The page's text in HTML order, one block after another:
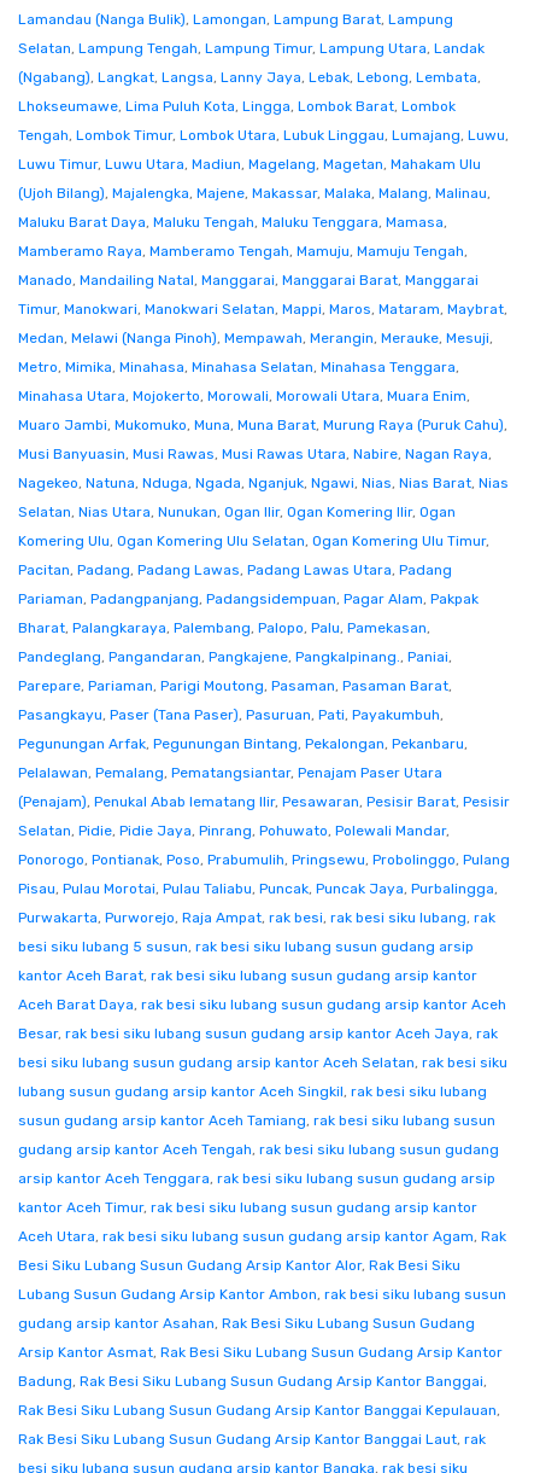
Lamandau (Nanga Bulik), Lamongan, Lampung Barat, Lampung
Selatan, Lampung Tengah, Lampung Timur, Lampung Utara, Landak
(Ngabang), Langkat, Langsa, Lanny Jaya, Lebak, Lebong, Lembata,
Lhokseumawe, Lima Puluh Kota, Lingga, Lombok Barat, Lombok
Tengah, Lombok Timur, Lombok Utara, Lubuk Linggau, Lumajang, Luwu,
Luwu Timur, Luwu Utara, Madiun, Magelang, Magetan, Mahakam Ulu
(Ujoh Bilang), Majalengka, Majene, Makassar, Malaka, Malang, Malinau,
Maluku Barat Daya, Maluku Tengah, Maluku Tenggara, Mamasa,
Mamberamo Raya, Mamberamo Tengah, Mamuju, Mamuju Tengah,
Manado, Mandailing Natal, Manggarai, Manggarai Barat, Manggarai
Timur, Manokwari, Manokwari Selatan, Mappi, Maros, Mataram, Maybrat,
Medan, Melawi (Nanga Pinoh), Mempawah, Merangin, Merauke, Mesuji,
Metro, Mimika, Minahasa, Minahasa Selatan, Minahasa Tenggara,
Minahasa Utara, Mojokerto, Morowali, Morowali Utara, Muara Enim,
Muaro Jambi, Mukomuko, Muna, Muna Barat, Murung Raya (Puruk Cahu),
Musi Banyuasin, Musi Rawas, Musi Rawas Utara, Nabire, Nagan Raya,
Nagekeo, Natuna, Nduga, Ngada, Nganjuk, Ngawi, Nias, Nias Barat, Nias
Selatan, Nias Utara, Nunukan, Ogan Ilir, Ogan Komering Ilir, Ogan
Komering Ulu, Ogan Komering Ulu Selatan, Ogan Komering Ulu Timur,
Pacitan, Padang, Padang Lawas, Padang Lawas Utara, Padang
Pariaman, Padangpanjang, Padangsidempuan, Pagar Alam, Pakpak
Bharat, Palangkaraya, Palembang, Palopo, Palu, Pamekasan,
Pandeglang, Pangandaran, Pangkajene, Pangkalpinang., Paniai,
Parepare, Pariaman, Parigi Moutong, Pasaman, Pasaman Barat,
Pasangkayu, Paser (Tana Paser), Pasuruan, Pati, Payakumbuh,
Pegunungan Arfak, Pegunungan Bintang, Pekalongan, Pekanbaru,
Pelalawan, Pemalang, Pematangsiantar, Penajam Paser Utara
(Penajam), Penukal Abab lematang Ilir, Pesawaran, Pesisir Barat, Pesisir
Selatan, Pidie, Pidie Jaya, Pinrang, Pohuwato, Polewali Mandar,
Ponorogo, Pontianak, Poso, Prabumulih, Pringsewu, Probolinggo, Pulang
Pisau, Pulau Morotai, Pulau Taliabu, Puncak, Puncak Jaya, Purbalingga,
Purwakarta, Purworejo, Raja Ampat, rak besi, rak besi siku lubang, rak
besi siku lubang 5 susun, rak besi siku lubang susun gudang arsip
kantor Aceh Barat, rak besi siku lubang susun gudang arsip kantor
Aceh Barat Daya, rak besi siku lubang susun gudang arsip kantor Aceh
Besar, rak besi siku lubang susun gudang arsip kantor Aceh Jaya, rak
besi siku lubang susun gudang arsip kantor Aceh Selatan, rak besi siku
lubang susun gudang arsip kantor Aceh Singkil, rak besi siku lubang
susun gudang arsip kantor Aceh Tamiang, rak besi siku lubang susun
gudang arsip kantor Aceh Tengah, rak besi siku lubang susun gudang
arsip kantor Aceh Tenggara, rak besi siku lubang susun gudang arsip
kantor Aceh Timur, rak besi siku lubang susun gudang arsip kantor
Aceh Utara, rak besi siku lubang susun gudang arsip kantor Agam, Rak
Besi Siku Lubang Susun Gudang Arsip Kantor Alor, Rak Besi Siku
Lubang Susun Gudang Arsip Kantor Ambon, rak besi siku lubang susun
gudang arsip kantor Asahan, Rak Besi Siku Lubang Susun Gudang
Arsip Kantor Asmat, Rak Besi Siku Lubang Susun Gudang Arsip Kantor
Badung, Rak Besi Siku Lubang Susun Gudang Arsip Kantor Banggai,
Rak Besi Siku Lubang Susun Gudang Arsip Kantor Banggai Kepulauan,
Rak Besi Siku Lubang Susun Gudang Arsip Kantor Banggai Laut, rak
besi siku lubang susun gudang arsip kantor Bangka, rak besi siku